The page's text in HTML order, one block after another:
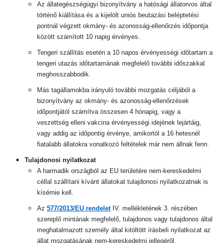
Az állategészségügyi bizonyítvány a hatósági állatorvos által
történő kiállítása és a kijelölt uniós beutazási beléptetési
pontnál végzett okmány- és azonosság-ellenőrzés időpontja
között számított 10 napig érvényes.
Tengeri szállítás esetén a 10 napos érvényességi időtartam a
tengeri utazás időtartamának megfelelő további időszakkal
meghosszabbodik.
Más tagállamokba irányuló további mozgatás céljából a
bizonyítvány az okmány- és azonosság-ellenőrzések
időpontjától számítva összesen 4 hónapig, vagy a
veszettség elleni vakcina érvényességi idejének lejártáig,
vagy addig az időpontig érvénye, amikortól a 16 hetesnél
fiatalabb állatokra vonatkozó feltételek már nem állnak fenn.
Tulajdonosi nyilatkozat
A harmadik országból az EU területére nem-kereskedelmi
céllal szállítani kívánt állatokat tulajdonosi nyilatkozatnak is
kísérnie kell.
Az 577/2013/EU rendelet IV. mellékletének 3. részében
szereplő mintának megfelelő, tulajdonos vagy tulajdonos által
meghatalmazott személy által kitöltött írásbeli nyilatkozat az
állat mozgatásának nem-kereskedelmi jellegéről.